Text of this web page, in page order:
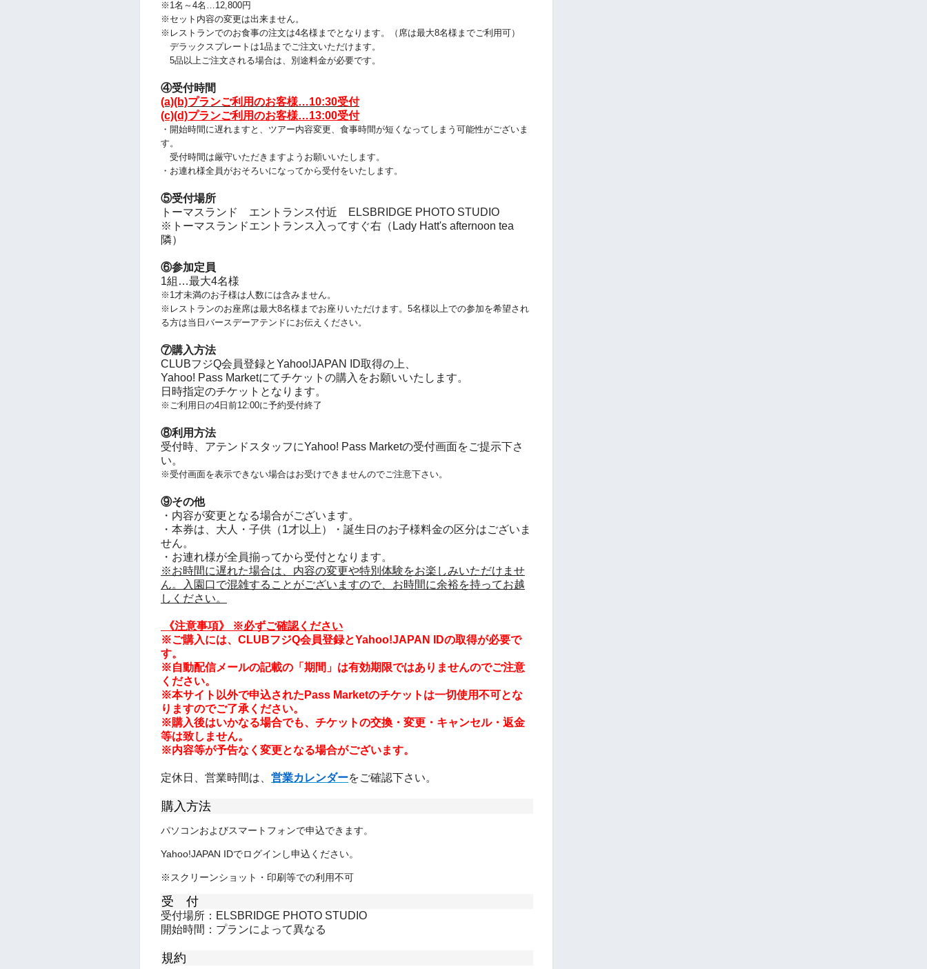
※1名～4名…12,800円
※セット内容の変更は出来ません。
※レストランでのお食事の注文は4名様までとなります。（席は最大8名様までご利用可）
デラックスプレートは1品までご注文いただけます。
5品以上ご注文される場合は、別途料金が必要です。
④受付時間
(a)(b)プランご利用のお客様…10:30受付
(c)(d)プランご利用のお客様…13:00受付
・開始時間に遅れますと、ツアー内容変更、食事時間が短くなってしまう可能性がございま
す。
受付時間は厳守いただきますようお願いいたします。
・お連れ様全員がおそろいになってから受付をいたします。
⑤受付場所
トーマスランド エントランス付近 ELSBRIDGE PHOTO STUDIO
※トーマスランドエントランス入ってすぐ右（Lady Hatt's afternoon tea
隣）
⑥参加定員
1組…最大4名様
※1才未満のお子様は人数には含みません。
※レストランのお座席は最大8名様までお座りいただけます。5名様以上での参加を希望され
る方は当日バースデーアテンドにお伝えください。
⑦購入方法
CLUBフジQ会員登録とYahoo!JAPAN ID取得の上、
Yahoo! Pass Marketにてチケットの購入をお願いいたします。
日時指定のチケットとなります。
※ご利用日の4日前12:00に予約受付終了
⑧利用方法
受付時、アテンドスタッフにYahoo! Pass Marketの受付画面をご提示下さ
い。
※受付画面を表示できない場合はお受けできませんのでご注意下さい。
⑨その他
・内容が変更となる場合がございます。
・本券は、大人・子供（1才以上）・誕生日のお子様料金の区分はございま
せん。
・お連れ様が全員揃ってから受付となります。
※お時間に遅れた場合は、内容の変更や特別体験をお楽しみいただけませ
ん。入園口で混雑することがございますので、お時間に余裕を持ってお越
しください。
《注意事項》
※必ずご確認ください
※ご購入には、CLUBフジQ会員登録とYahoo!JAPAN IDの取得が必要で
す。
※自動配信メールの記載の「期間」は有効期限ではありませんのでご注意
ください。
※本サイト以外で申込されたPass Marketのチケットは一切使用不可とな
りますのでご了承ください。
※購入後はいかなる場合でも、チケットの交換・変更・キャンセル・返金
等は致しません。
※内容等が予告なく変更となる場合がございます。
定休日、営業時間は、 営業カレンダーをご確認下さい。
購入方法
パソコンおよびスマートフォンで申込できます。
Yahoo!JAPAN IDでログインし申込ください。
※スクリーンショット・印刷等での利用不可
受 付
受付場所：ELSBRIDGE PHOTO STUDIO
開始時間：プランによって異なる
規約